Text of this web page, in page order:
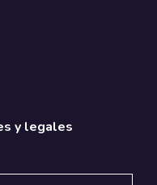
y legales